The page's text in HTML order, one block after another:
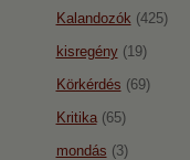
Kalandozók (425)
kisregény(19)
Körkérdés (69)
Kritika(65)
mondás (3)